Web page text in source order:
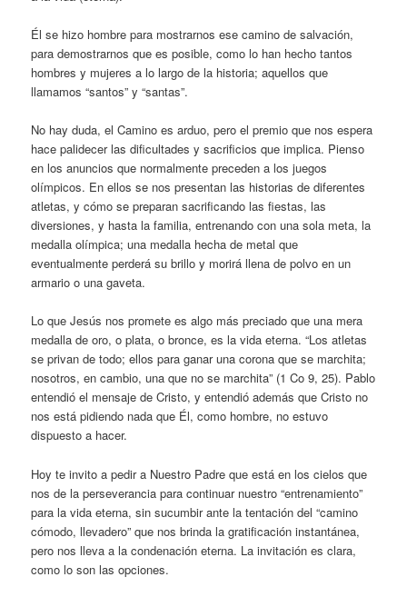
Él se hizo hombre para mostrarnos ese camino de salvación,
para demostrarnos que es posible, como lo han hecho tantos
hombres y mujeres a lo largo de la historia; aquellos que
llamamos “santos” y “santas”.
No hay duda, el Camino es arduo, pero el premio que nos espera
hace palidecer las dificultades y sacrificios que implica. Pienso
en los anuncios que normalmente preceden a los juegos
olímpicos. En ellos se nos presentan las historias de diferentes
atletas, y cómo se preparan sacrificando las fiestas, las
diversiones, y hasta la familia, entrenando con una sola meta, la
medalla olímpica; una medalla hecha de metal que
eventualmente perderá su brillo y morirá llena de polvo en un
armario o una gaveta.
Lo que Jesús nos promete es algo más preciado que una mera
medalla de oro, o plata, o bronce, es la vida eterna. “Los atletas
se privan de todo; ellos para ganar una corona que se marchita;
nosotros, en cambio, una que no se marchita” (1 Co 9, 25). Pablo
entendió el mensaje de Cristo, y entendió además que Cristo no
nos está pidiendo nada que Él, como hombre, no estuvo
dispuesto a hacer.
Hoy te invito a pedir a Nuestro Padre que está en los cielos que
nos de la perseverancia para continuar nuestro “entrenamiento”
para la vida eterna, sin sucumbir ante la tentación del “camino
cómodo, llevadero” que nos brinda la gratificación instantánea,
pero nos lleva a la condenación eterna. La invitación es clara,
como lo son las opciones.